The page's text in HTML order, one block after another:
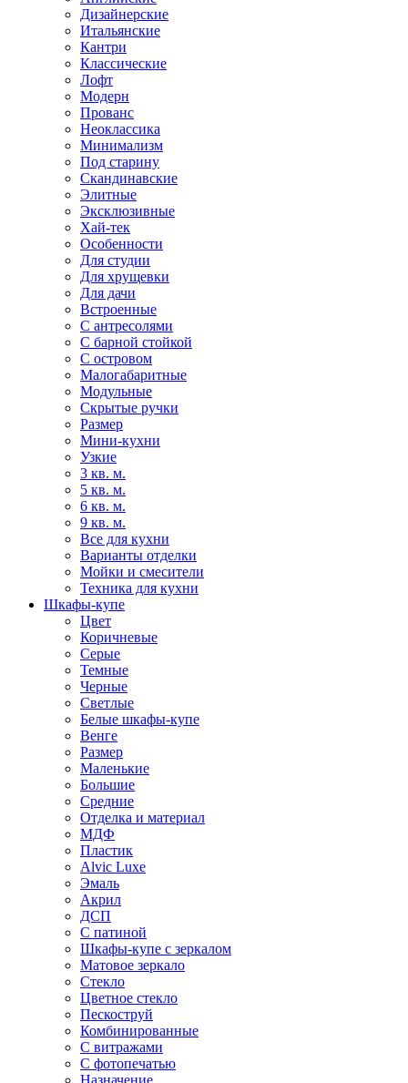
Дизайнерские
Итальянские
Кантри
Классические
Лофт
Модерн
Прованс
Неоклассика
Минимализм
Под старину
Скандинавские
Элитные
Эксклюзивные
Хай-тек
Особенности
Для студии
Для хрущевки
Для дачи
Встроенные
С антресолями
С барной стойкой
С островом
Малогабаритные
Модульные
Скрытые ручки
Размер
Мини-кухни
Узкие
3 кв. м.
5 кв. м.
6 кв. м.
9 кв. м.
Все для кухни
Варианты отделки
Мойки и смесители
Техника для кухни
Шкафы-купе
Цвет
Коричневые
Серые
Темные
Черные
Светлые
Белые шкафы-купе
Венге
Размер
Маленькие
Большие
Средние
Отделка и материал
МДФ
Пластик
Alvic Luxe
Эмаль
Акрил
ДСП
С патиной
Шкафы-купе с зеркалом
Матовое зеркало
Стекло
Цветное стекло
Пескоструй
Комбинированные
С витражами
С фотопечатью
Назначение